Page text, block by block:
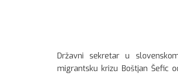
Državni sekretar u
migrantsku krizu Boštjan Šefic